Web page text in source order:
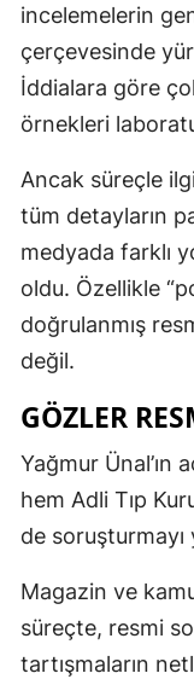
incelemelerin
çerçevesinde
İddialara göre
örnekleri
Ancak süreçle
tüm detayların
medyada farklı
oldu. Özellikle
doğrulanmış
değil.
GÖZLER
Yağmur Ünal’ın
hem Adli Tıp
de
Magazin ve
süreçte, resmi
tartışmaların